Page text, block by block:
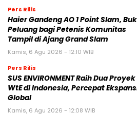
Pers Rilis
Haier Gandeng AO 1 Point Slam,
Peluang bagi Petenis Komunitas
Tampil di Ajang Grand Slam
Kamis, 6 Agu 2026 - 12:10 WIB
Pers Rilis
SUS ENVIRONMENT Raih Dua Proyek
WtE di Indonesia, Percepat
Global
Kamis, 6 Agu 2026 - 12:08 WIB